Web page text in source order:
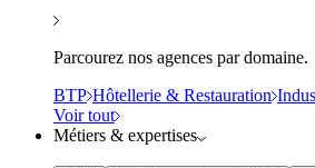
Parcourez nos agences par domaine.
BTP Hôtellerie & Restauration
Voir tout
Métiers & expertises